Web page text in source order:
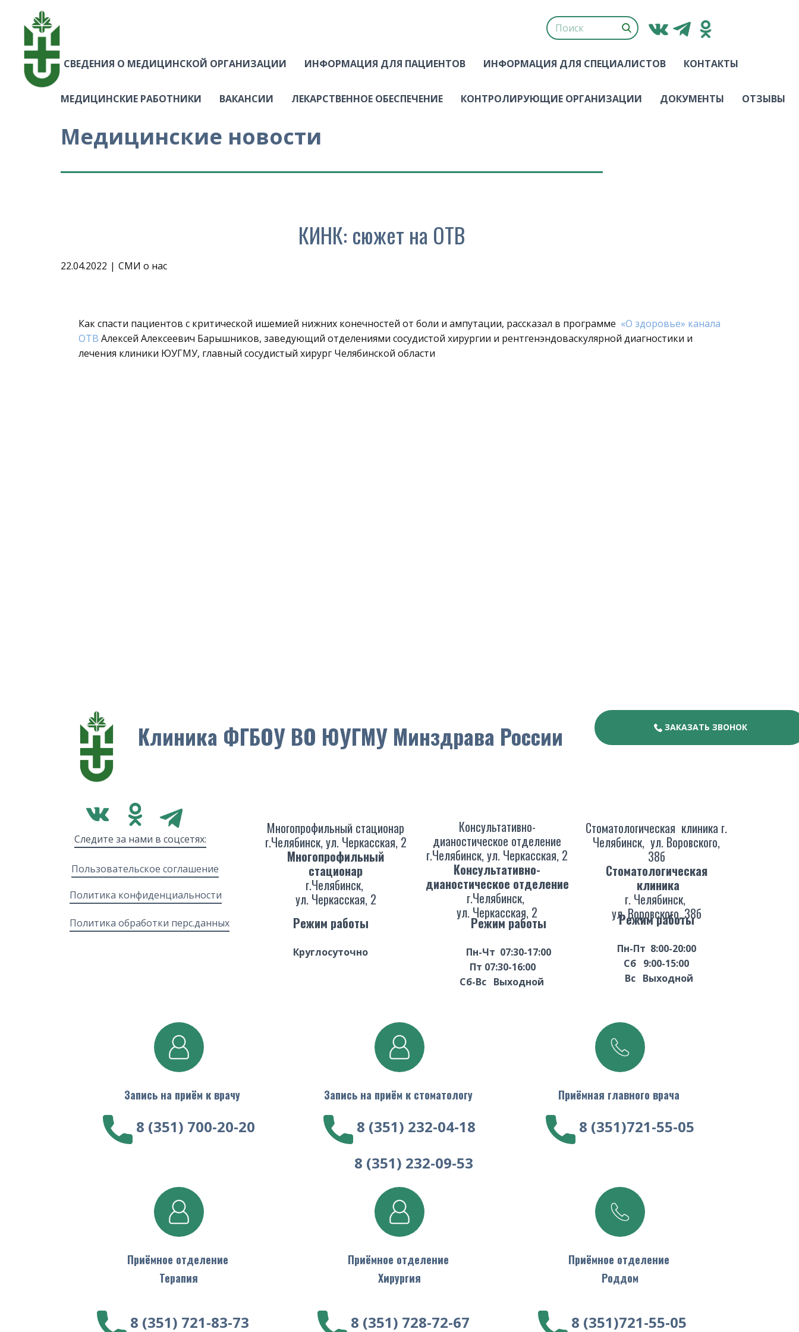
СВЕДЕНИЯ О МЕДИЦИНСКОЙ ОРГАНИЗАЦИИ ИНФОРМАЦИЯ ДЛЯ ПАЦИЕНТОВ ИНФОРМАЦИЯ ДЛЯ СПЕЦИАЛИСТОВ КОНТАКТЫ
МЕДИЦИНСКИЕ РАБОТНИКИ ВАКАНСИИ ЛЕКАРСТВЕННОЕ ОБЕСПЕЧЕНИЕ КОНТРОЛИРУЮЩИЕ ОРГАНИЗАЦИИ ДОКУМЕНТЫ ОТЗЫВЫ
Медицинские новости
КИНК: сюжет на ОТВ
22.04.2022 СМИ о нас
Как спасти пациентов с критической ишемией нижних конечностей от боли и ампутации, рассказал в программе «О здоровье» канала
ОТВ Алексей Алексеевич Барышников, заведующий отделениями сосудистой хирургии и рентгенэндоваскулярной диагностики и
лечения клиники ЮУГМУ, главный сосудистый хирург Челябинской области
Клиника ФГБОУ ВО ЮУГМУ Минздрава России ЗАКАЗАТЬ ЗВОНОК
Следите за нами в соцсетях:
Пользовательское соглашение
Политика конфиденциальности
Политика обработки перс.данных
Многопрофильный стационар
г.Челябинск, ул. Черкасская, 2
Многопрофильный
стационар
г.Челябинск,
ул. Черкасская, 2
Режим работы
Круглосуточно
Консультативно-
дианостическое отделение
г.Челябинск, ул. Черкасская, 2
Консультативно-
дианостическое отделение
г.Челябинск,
ул. Черкасская, 2
Режим работы
Пн-Чт 07:30-17:00
Пт 07:30-16:00
Сб-Вс ​Выходной​
Стоматологическая клиника г.
Челябинск, ул. Воровского,
38б
Стоматологическая
клиника
г. Челябинск,
ул. Воровского, 38б
Режим работы
Пн-Пт 8:00-20:00
Сб 9:00-15:00
Вс ​Выходной​
​ Запись на приём к врачу
8 (351) 700-20-20
Запись на приём к стоматологу
​8 (351) 232-04-18
​ 8 (351) 232-09-53
Приёмная главного врача
​8 (351)721-55-05
Приёмное отделение
Терапия
8 (351) 721-83-73
Приёмное отделение
Хирургия
​8 (351) 728-72-67
Приёмное отделение
Роддом
​8 (351)721-55-05